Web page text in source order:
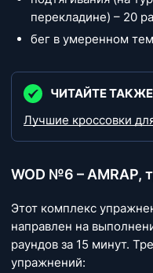
перекладине) – 20
бег в умеренном
ЧИТАЙТЕ
Лучшие кроссовки
WOD №6 – AMRAP,
Этот комплекс
направлен на
раундов за 15 минут.
упражнений: